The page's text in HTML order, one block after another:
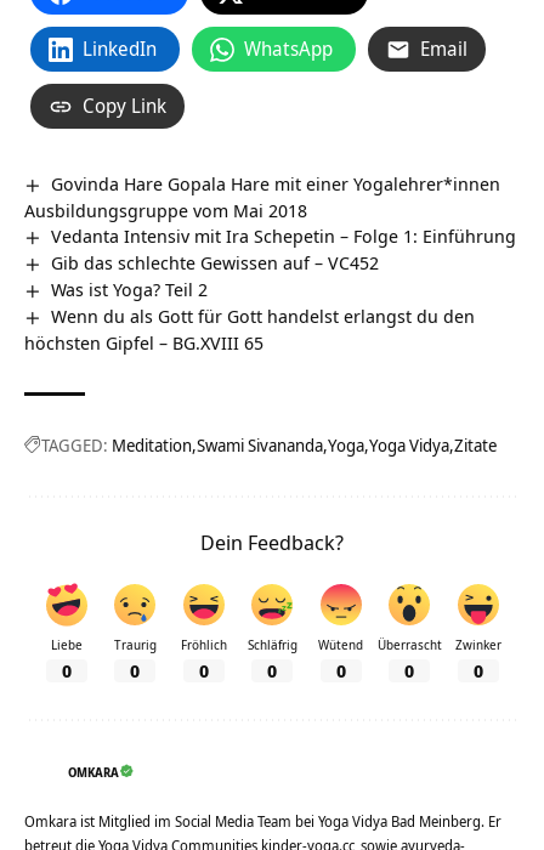
LinkedIn WhatsApp Email
Copy Link
Govinda Hare Gopala Hare mit einer Yogalehrer*innen
Ausbildungsgruppe vom Mai 2018
Vedanta Intensiv mit Ira Schepetin – Folge 1: Einführung
Gib das schlechte Gewissen auf – VC452
Was ist Yoga? Teil 2
Wenn du als Gott für Gott handelst erlangst du den
höchsten Gipfel – BG.XVIII 65
TAGGED: Meditation Swami Sivananda Yoga Yoga Vidya Zitate
Dein Feedback?
Liebe
0
Traurig
0
Fröhlich
0
Schläfrig
0
Wütend
0
Überrascht
0
Zwinker
0
OMKARA
Omkara ist Mitglied im Social Media Team bei Yoga Vidya Bad Meinberg. Er
betreut die Yoga Vidya Communities kinder-yoga.cc sowieayurveda-